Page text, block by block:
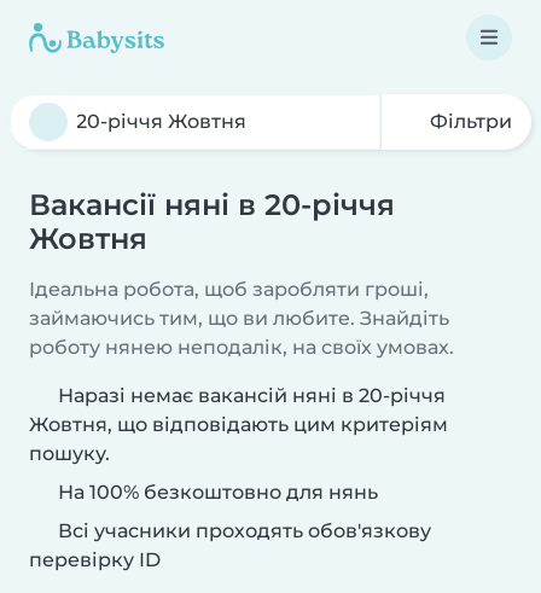
Фільтри
Вакансії няні в 20-річчя
Жовтня
Ідеальна робота, щоб заробляти гроші,
займаючись тим, що ви любите. Знайдіть
роботу нянею неподалік, на своїх умовах.
Наразі немає вакансій няні в 20-річчя
Жовтня, що відповідають цим критеріям
пошуку.
На 100% безкоштовно для нянь
Всі учасники проходять обов'язкову
перевірку ID